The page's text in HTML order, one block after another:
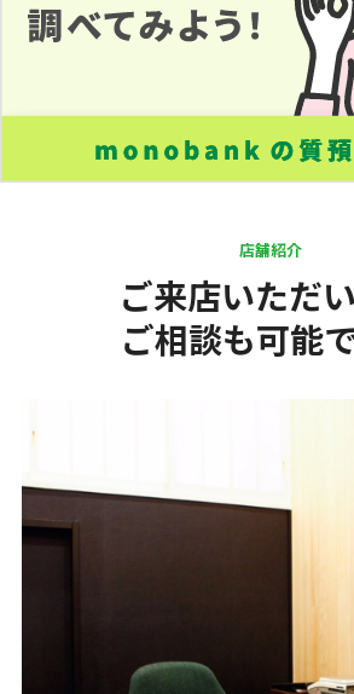
店舗紹介
ご来店いただ
ご相談も可能で